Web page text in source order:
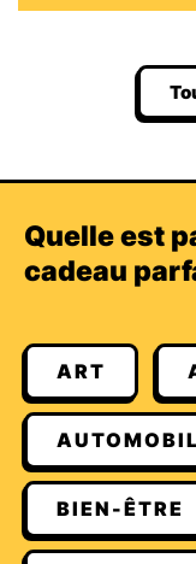
Quelle est
cadeau
ART
BIEN-ÊTRE